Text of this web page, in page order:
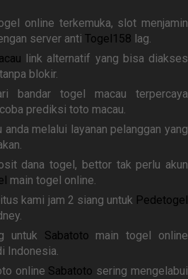
online terkemuka, slot menjamin
server anti Togel158 lag.
link alternatif yang bisa diakses
blokir.
bandar togel macau terpercaya
prediksi toto macau.
anda melalui layanan pelanggan yang
dana togel, bettor tak perlu akun
main togel online.
kami jam 2 siang untuk Pedetogel
untuk Sabatoto main togel online
Indonesia.
online Sabatoto sering mengelabui